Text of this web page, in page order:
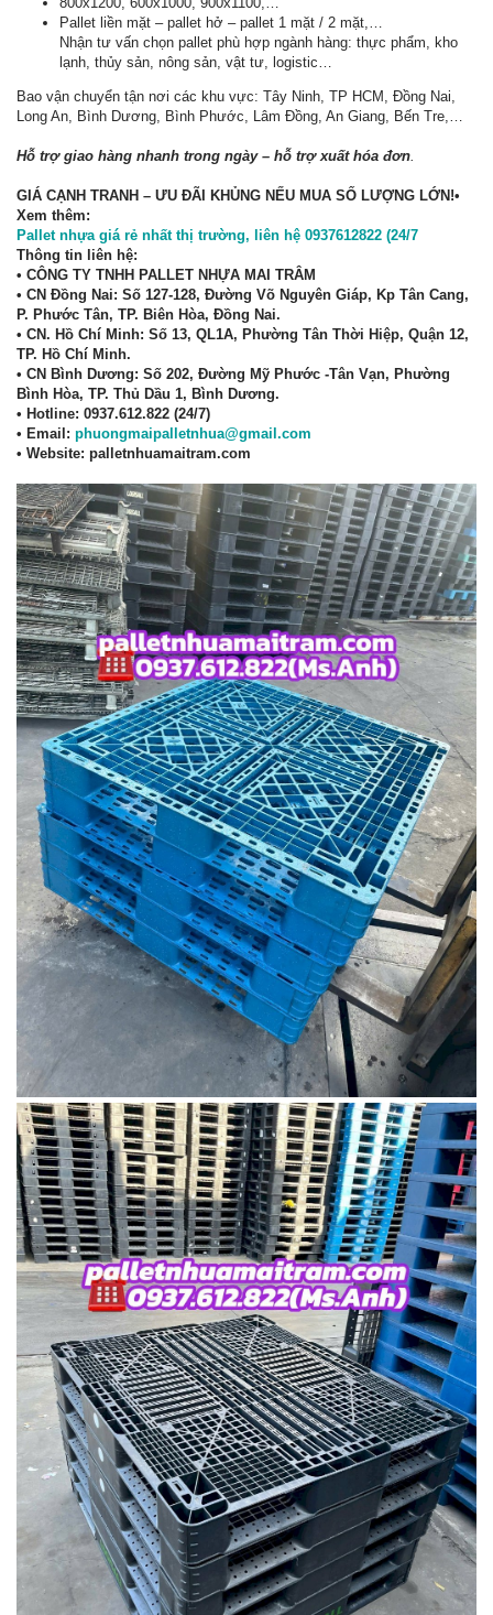
Pallet liền mặt – pallet hở – pallet 1 mặt / 2 mặt,…
Nhận tư vấn chọn pallet phù hợp ngành hàng: thực phẩm, kho
lạnh, thủy sản, nông sản, vật tư, logistic…
Bao vận chuyển tận nơi các khu vực: Tây Ninh, TP HCM, Đồng Nai,
Long An, Bình Dương, Bình Phước, Lâm Đồng, An Giang, Bến Tre,…
Hỗ trợ giao hàng nhanh trong ngày – hỗ trợ xuất hóa đơn.
GIÁ CẠNH TRANH – ƯU ĐÃI KHỦNG NẾU MUA SỐ LƯỢNG LỚN!•
Xem thêm:
Pallet nhựa giá rẻ nhất thị trường, liên hệ 0937612822 (24/7
Thông tin liên hệ:
• CÔNG TY TNHH PALLET NHỰA MAI TRÂM
• CN Đồng Nai: Số 127-128, Đường Võ Nguyên Giáp, Kp Tân Cang,
P. Phước Tân, TP. Biên Hòa, Đồng Nai.
• CN. Hồ Chí Minh: Số 13, QL1A, Phường Tân Thời Hiệp, Quận 12,
TP. Hồ Chí Minh.
• CN Bình Dương: Số 202, Đường Mỹ Phước -Tân Vạn, Phường
Bình Hòa, TP. Thủ Dầu 1, Bình Dương.
• Hotline: 0937.612.822 (24/7)
• Email: phuongmaipalletnhua@gmail.com
• Website: palletnhuamaitram.com